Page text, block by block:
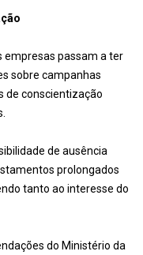
empresas passam a ter
sobre campanhas
de conscientização
de ausência
prolongados
tanto ao interesse do
do Ministério da